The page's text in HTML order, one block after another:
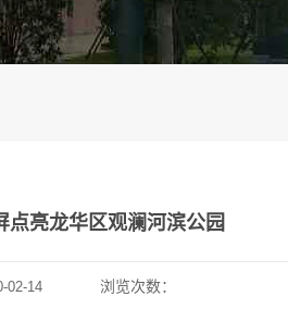
点亮龙华区观澜河滨公园
02-14 浏览次数：